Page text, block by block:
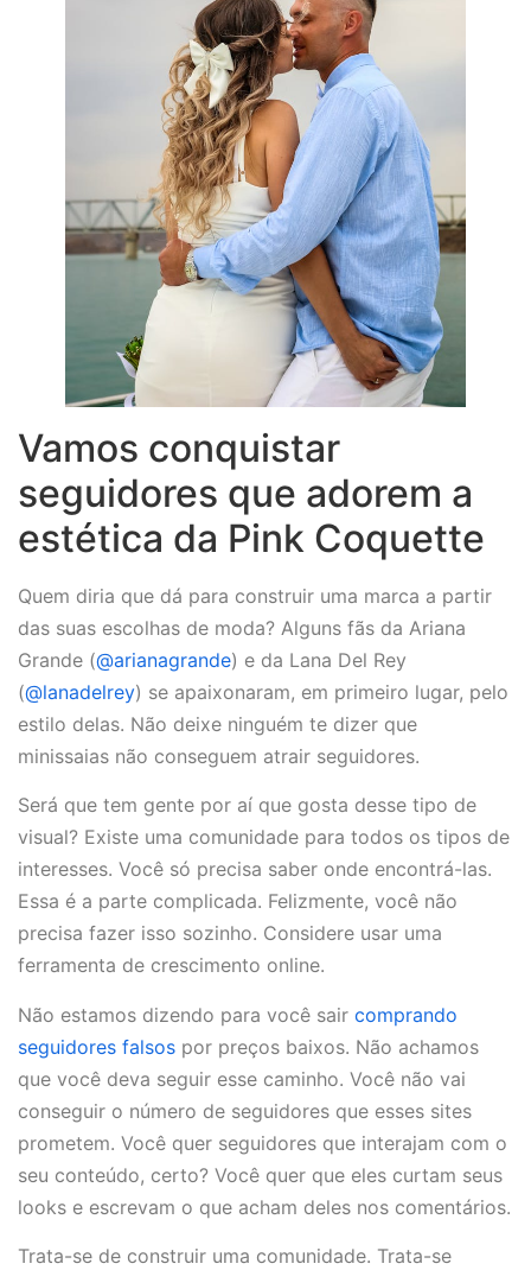
Vamos conquistar
seguidores que adorem a
estética da Pink Coquette
Quem diria que dá para construir uma marca a partir
das suas escolhas de moda? Alguns fãs da Ariana
Grande (@arianagrande) e da Lana Del Rey
(@lanadelrey) se apaixonaram, em primeiro lugar, pelo
estilo delas. Não deixe ninguém te dizer que
minissaias não conseguem atrair seguidores.
Será que tem gente por aí que gosta desse tipo de
visual? Existe uma comunidade para todos os tipos de
interesses. Você só precisa saber onde encontrá-las.
Essa é a parte complicada. Felizmente, você não
precisa fazer isso sozinho. Considere usar uma
ferramenta de crescimento online.
Não estamos dizendo para você sair comprando
seguidores falsos por preços baixos. Não achamos
que você deva seguir esse caminho. Você não vai
conseguir o número de seguidores que esses sites
prometem. Você quer seguidores que interajam com o
seu conteúdo, certo? Você quer que eles curtam seus
looks e escrevam o que acham deles nos comentários.
Trata-se de construir uma comunidade. Trata-se